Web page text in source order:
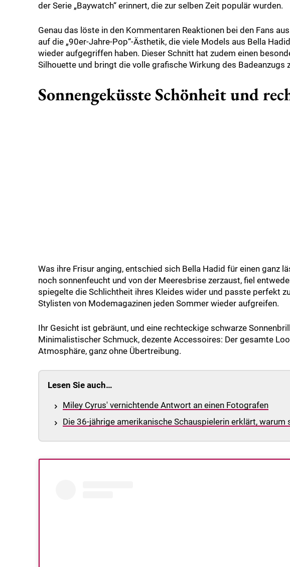
der Serie „Baywatch“ erinnert, die zur selben Zeit populär wurden.
Genau das löste in den Kommentaren Reaktionen bei den Fans
auf die „90er-Jahre-Pop“-Ästhetik, die viele Models aus Bella
wieder aufgegriffen haben. Dieser Schnitt hat zudem einen
Silhouette und bringt die volle grafische Wirkung des Badeanzugs
Sonnengeküsste Schönheit und
Was ihre Frisur anging, entschied sich Bella Hadid für einen ganz
noch sonnenfeucht und von der Meeresbrise zerzaust, fiel
spiegelte die Schlichtheit ihres Kleides wider und passte perfekt
Stylisten von Modemagazinen jeden Sommer wieder aufgreifen.
Ihr Gesicht ist gebräunt, und eine rechteckige schwarze
Minimalistischer Schmuck, dezente Accessoires: Der gesamte
Atmosphäre, ganz ohne Übertreibung.
Lesen Sie auch…
Miley Cyrus' vernichtende Antwort an einen Fotografen
Die 36-jährige amerikanische Schauspielerin erklärt,